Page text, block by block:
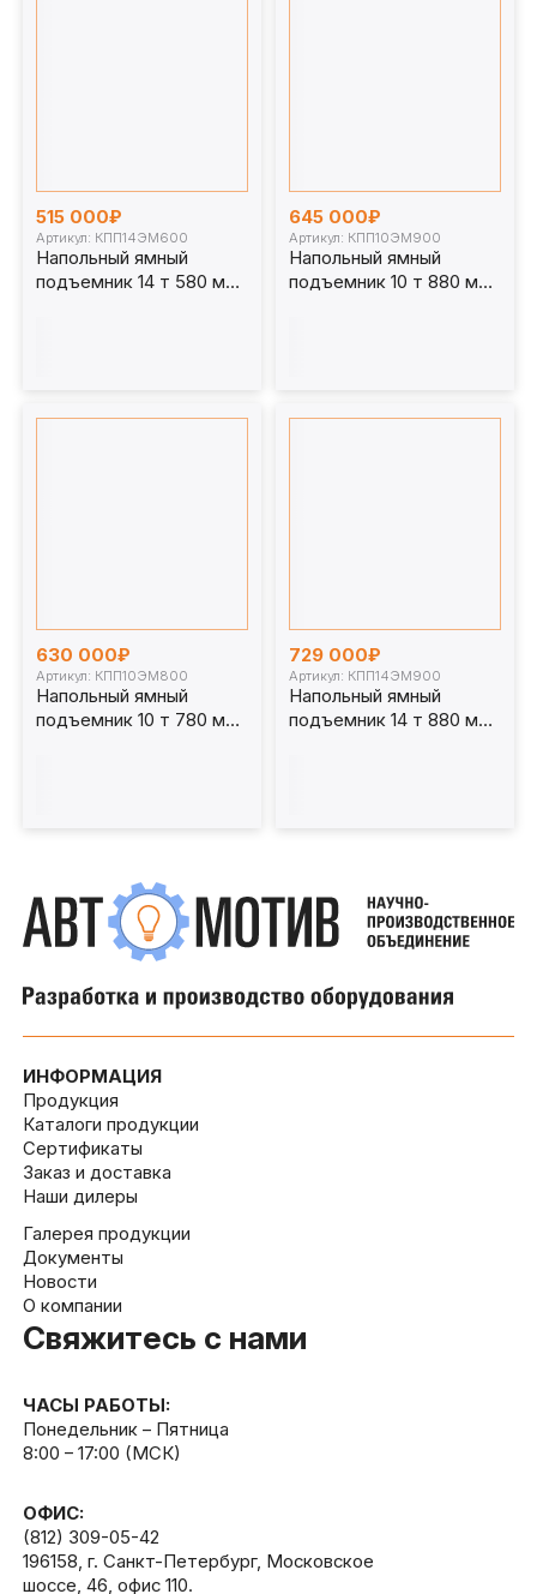
515 000₽
Артикул: КПП14ЭМ600
Напольный ямный
подъемник 14 т 580 мм
645 000₽
Артикул: КПП10ЭМ900
Напольный ямный
подъемник 10 т 880 мм
630 000₽
Артикул: КПП10ЭМ800
Напольный ямный
подъемник 10 т 780 мм
729 000₽
Артикул: КПП14ЭМ900
Напольный ямный
подъемник 14 т 880 мм
ИНФОРМАЦИЯ
Продукция
Каталоги продукции
Сертификаты
Заказ и доставка
Наши дилеры
Галерея продукции
Документы
Новости
О компании
Свяжитесь с нами
ЧАСЫ РАБОТЫ:
Понедельник – Пятница
8:00 – 17:00 (МСК)
ОФИС:
(812) 309-05-42
196158, г. Санкт-Петербург, Московское
шоссе, 46, офис 110.